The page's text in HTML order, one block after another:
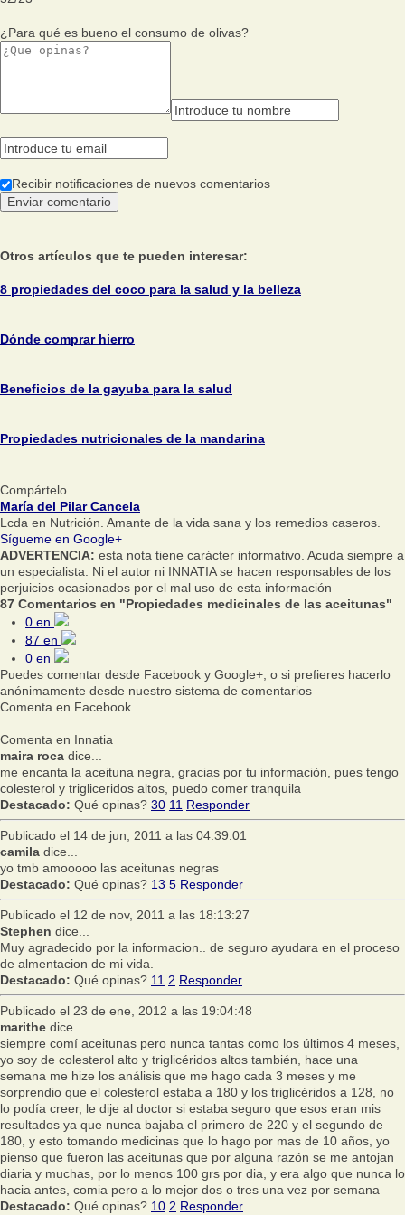
¿Para qué es bueno el consumo de olivas?
Recibir notificaciones de nuevos comentarios
Otros artículos que te pueden interesar:
8 propiedades del coco para la salud y la belleza
Dónde comprar hierro
Beneficios de la gayuba para la salud
Propiedades nutricionales de la mandarina
Compártelo
María del Pilar Cancela
Lcda en Nutrición. Amante de la vida sana y los remedios caseros.
Sígueme en Google+
ADVERTENCIA: esta nota tiene carácter informativo. Acuda siempre a
un especialista. Ni el autor ni INNATIA se hacen responsables de los
perjuicios ocasionados por el mal uso de esta información
87 Comentarios en "Propiedades medicinales de las aceitunas"
0 en
87 en
0 en
Puedes comentar desde Facebook y Google+, o si prefieres hacerlo
anónimamente desde nuestro sistema de comentarios
Comenta en Facebook
Comenta en Innatia
maira roca dice...
me encanta la aceituna negra, gracias por tu informaciòn, pues tengo
colesterol y trigliceridos altos, puedo comer tranquila
Destacado: Qué opinas? 30 11 Responder
Publicado el 14 de jun, 2011 a las 04:39:01
camila dice...
yo tmb amooooo las aceitunas negras
Destacado: Qué opinas? 13 5 Responder
Publicado el 12 de nov, 2011 a las 18:13:27
Stephen dice...
Muy agradecido por la informacion.. de seguro ayudara en el proceso
de almentacion de mi vida.
Destacado: Qué opinas? 11 2 Responder
Publicado el 23 de ene, 2012 a las 19:04:48
marithe dice...
siempre comí aceitunas pero nunca tantas como los últimos 4 meses,
yo soy de colesterol alto y triglicéridos altos también, hace una
semana me hize los análisis que me hago cada 3 meses y me
sorprendio que el colesterol estaba a 180 y los triglicéridos a 128, no
lo podía creer, le dije al doctor si estaba seguro que esos eran mis
resultados ya que nunca bajaba el primero de 220 y el segundo de
180, y esto tomando medicinas que lo hago por mas de 10 años, yo
pienso que fueron las aceitunas que por alguna razón se me antojan
diaria y muchas, por lo menos 100 grs por dia, y era algo que nunca lo
hacia antes, comia pero a lo mejor dos o tres una vez por semana
Destacado: Qué opinas? 10 2 Responder